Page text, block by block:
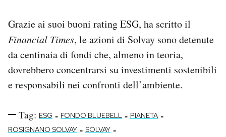
Grazie ai suoi buoni rating ESG, ha scritto il
Financial Times, le azioni di Solvay sono detenute
da centinaia di fondi che, almeno in teoria,
dovrebbero concentrarsi su investimenti sostenibili
e responsabili nei confronti dell’ambiente.
Tag: ESG - FONDO BLUEBELL - PIANETA -
ROSIGNANO SOLVAY - SOLVAY -